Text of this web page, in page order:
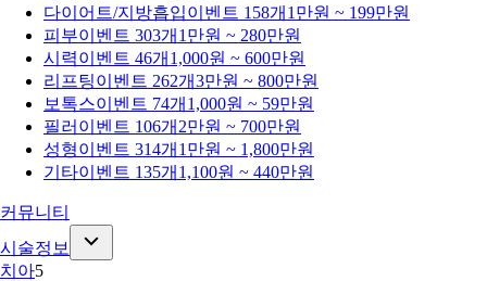
다이어트/지방흡입이벤트 158개 1만원 ~ 199만원
피부이벤트 303개 1만원 ~ 280만원
시력이벤트 46개 1,000원 ~ 600만원
리프팅이벤트 262개3만원 ~ 800만원
보톡스이벤트 74개 1,000원 ~ 59만원
필러 이벤트 106개 2만원 ~ 700만원
성형이벤트 314개 1만원 ~ 1,800만원
기타이벤트 135개 1,100원 ~ 440만원
커뮤니티
시술정보
치아5